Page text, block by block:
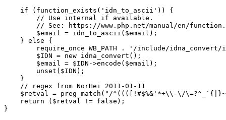
    if (function_exists('idn_to_ascii')) {
        // Use internal if available.
// See: https://www.php.net/manual/en/
        $email = idn_to_ascii($email);
    } else {
require_once WB_PATH . '/include/idna_convert/
        $IDN = new idna_convert();
        $email = $IDN->encode($email);
        unset($IDN);
    }
    // regex from NorHei 2011-01-11
$retval = preg_match("/^((([!#$%&'*+\\-\/
    return ($retval != false);
}